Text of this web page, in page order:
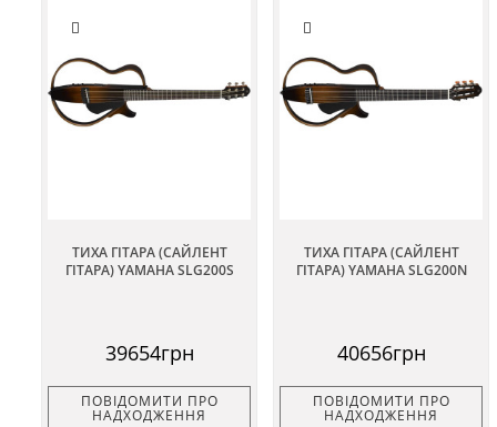
ТИХА ГІТАРА (САЙЛЕНТ
ГІТАРА) YAMAHA SLG200S
39654грн
ПОВІДОМИТИ ПРО
НАДХОДЖЕННЯ
ТИХА ГІТАРА (САЙЛЕНТ
ГІТАРА) YAMAHA SLG200N
40656грн
ПОВІДОМИТИ ПРО
НАДХОДЖЕННЯ